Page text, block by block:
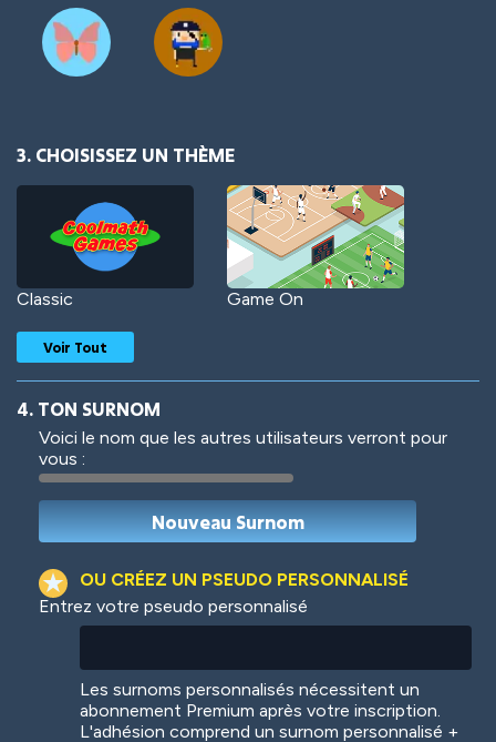
3. CHOISISSEZ UN THÈME
Classic Game On
Woof
Colorful
Voir Tout
4. TON SURNOM
Voici le nom que les autres utilisateurs verront pour
vous :
OU CRÉEZ UN PSEUDO PERSONNALISÉ
Entrez votre pseudo personnalisé
Les surnoms personnalisés nécessitent un
abonnement Premium après votre inscription.
L'adhésion comprend un surnom personnalisé +